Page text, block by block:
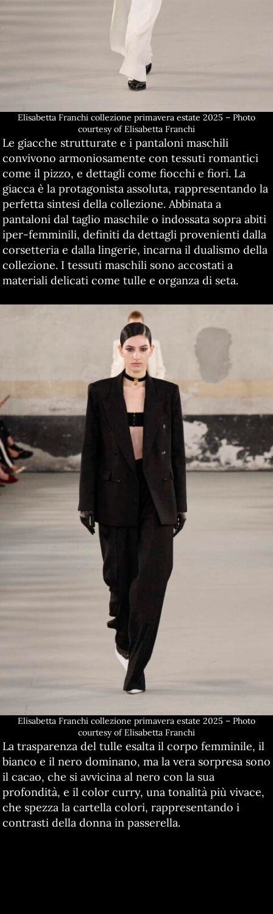
Elisabetta Franchi collezione primavera estate 2025 – Photo
courtesy of Elisabetta Franchi
Le giacche strutturate e i pantaloni maschili
convivono armoniosamente con tessuti romantici
come il pizzo, e dettagli come fiocchi e fiori. La
giacca è la protagonista assoluta, rappresentando la
perfetta sintesi della collezione. Abbinata a
pantaloni dal taglio maschile o indossata sopra abiti
iper-femminili, definiti da dettagli provenienti dalla
corsetteria e dalla lingerie, incarna il dualismo della
collezione. I tessuti maschili sono accostati a
materiali delicati come tulle e organza di seta.
Elisabetta Franchi collezione primavera estate 2025 – Photo
courtesy of Elisabetta Franchi
La trasparenza del tulle esalta il corpo femminile, il
bianco e il nero dominano, ma la vera sorpresa sono
il cacao, che si avvicina al nero con la sua
profondità, e il color curry, una tonalità più vivace,
che spezza la cartella colori, rappresentando i
contrasti della donna in passerella.